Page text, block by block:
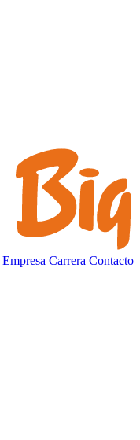
Empresa Carrera Contacto